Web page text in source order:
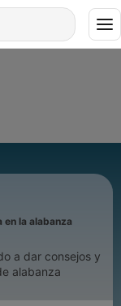
en la alabanza
a dar consejos y
alabanza